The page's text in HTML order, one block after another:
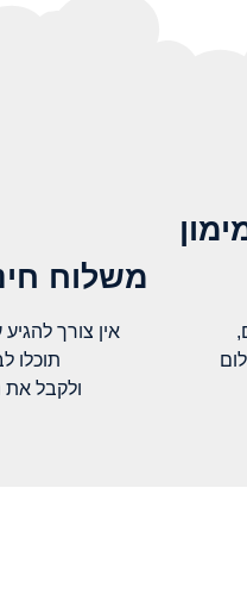
משלוח
אין צורך להגיע עד
תוכלו
ולקבל